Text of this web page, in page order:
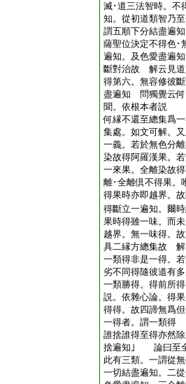
滅･道三法智時。不
知。從初道類智乃
謂五順下分結盡遍
薩聖位決定不得色･
遍知。及色愛盡遍
斷對治故 解云見道
得第六。無容修彼
盡遍知 問獨覺云
聞。依根本者説
何縁不還至總集爲
集處。如文可解。
一義。若於無色分
染故得阿羅漢果。
一來果。全離染故
離･全離倶不得果。
得果時亦即越界。
得斷立一遍知。爾
果時得雖一味。而
越界。無一味得。
具二縁方總集故 解
一類得非是一得。
劣不同得隨彼道有
一類勝得。得前所
説。依雜心論。得
得得。故四諦無爲
一得者。謂一類得
誰捨誰得至得亦然
捨遍知｣ 論曰至全
此有三類。一謂從
一切結盡遍知。二